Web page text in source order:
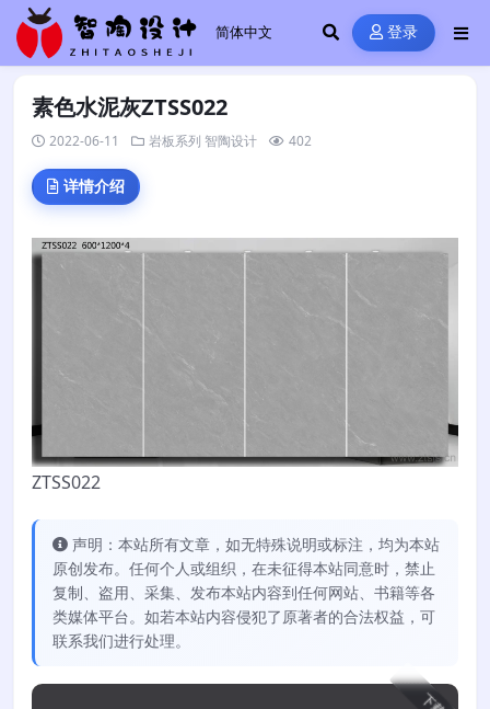
登录
素色水泥灰ZTSS022
2022-06-11 岩板系列 智陶设计 402
详情介绍
ZTSS022
声明：本站所有文章，如无特殊说明或标注，均为本站
原创发布。任何个人或组织，在未征得本站同意时，禁止
复制、盗用、采集、发布本站内容到任何网站、书籍等各
类媒体平台。如若本站内容侵犯了原著者的合法权益，可
联系我们进行处理。